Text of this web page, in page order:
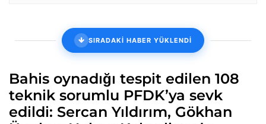
SIRADAKİ HABER YÜKLENDİ
Bahis oynadığı tespit edilen 108
teknik sorumlu PFDK’ya sevk
edildi: Sercan Yıldırım, Gökhan